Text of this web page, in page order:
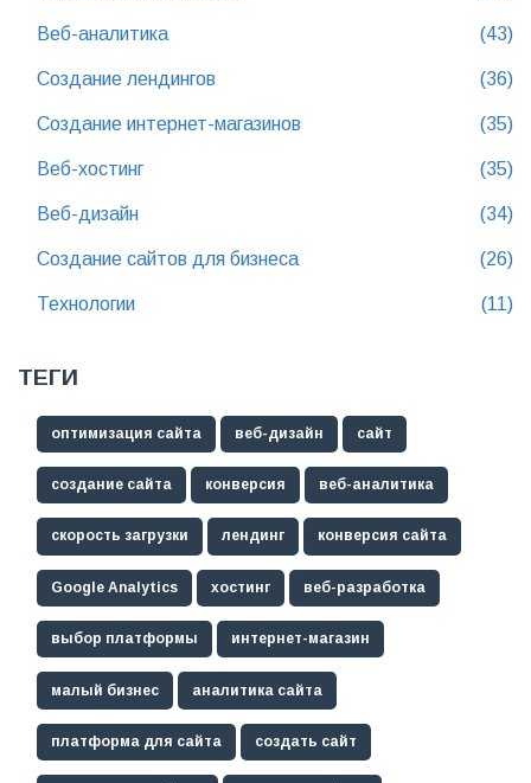
Веб-аналитика (43)
Создание лендингов (36)
Создание интернет-магазинов (35)
Веб-хостинг (35)
Веб-дизайн (34)
Создание сайтов для бизнеса (26)
Технологии (11)
ТЕГИ
оптимизация сайта веб-дизайн сайт
создание сайта конверсия веб-аналитика
скорость загрузки лендинг конверсия сайта
Google Analytics хостинг веб-разработка
выбор платформы интернет-магазин
малый бизнес аналитика сайта
платформа для сайта создать сайт